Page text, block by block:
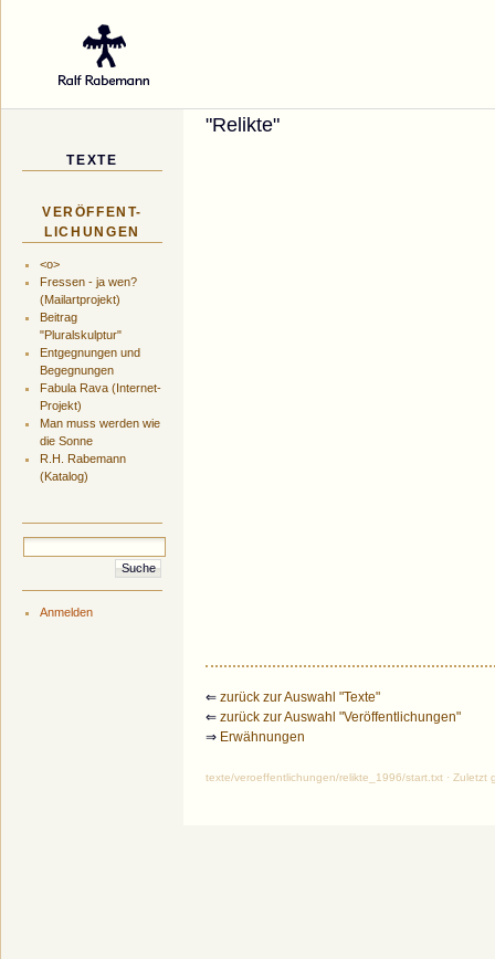
TEXTE
VERÖFFENT-
LICHUNGEN
<o>
Fressen - ja wen?
(Mailartprojekt)
Beitrag
"Pluralskulptur"
Entgegnungen und
Begegnungen
Fabula Rava (Internet-
Projekt)
Man muss werden wie
die Sonne
R.H. Rabemann
(Katalog)
Anmelden
"Relikte"
⇐ zurück zur Auswahl "Texte"
⇐ zurück zur Auswahl "Veröffentlichungen"
⇒ Erwähnungen
texte/veroeffentlichungen/relikte_1996/start.txt ·